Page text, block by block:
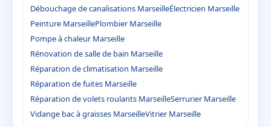
Débouchage de canalisations MarseilleÉlectricien Marseille
Peinture MarseillePlombier Marseille
Pompe à chaleur Marseille
Rénovation de salle de bain Marseille
Réparation de climatisation Marseille
Réparation de fuites Marseille
Réparation de volets roulants MarseilleSerrurier Marseille
Vidange bac à graisses MarseilleVitrier Marseille